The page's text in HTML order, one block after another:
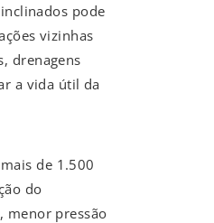
pode
vizinhas
drenagens
a vida útil da
de 1.500
do
menor pressão